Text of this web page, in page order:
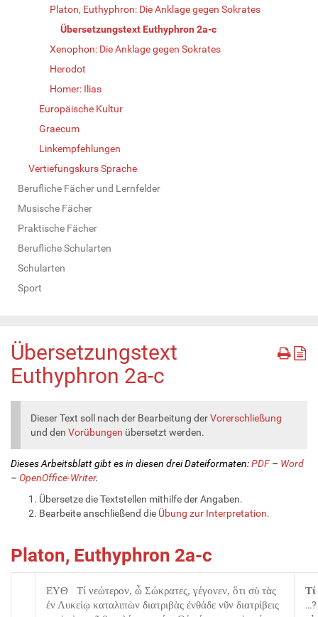
Platon, Euthyphron: Die Anklage gegen Sokrates
Übersetzungstext Euthyphron 2a-c
Xenophon: Die Anklage gegen Sokrates
Herodot
Homer: Ilias
Europäische Kultur
Graecum
Linkempfehlungen
Vertiefungskurs Sprache
Berufliche Fächer und Lernfelder
Musische Fächer
Praktische Fächer
Berufliche Schularten
Schularten
Sport
Übersetzungstext
Euthyphron 2a-c
Dieser Text soll nach der Bearbeitung derVorerschließung
und den Vorübungen übersetzt werden.
Dieses Arbeitsblatt gibt es in diesen drei Dateiformaten:PDF – Word
– OpenOffice-Writer.
Übersetze die Textstellen mithilfe der Angaben.
Bearbeite anschließend die Übung zur Interpretation.
Platon, Euthyphron 2a-c
EYΘ Τί νεώτερον, ὦ Σώκρατες, γέγονεν, ὅτι σὺ τὰς
ἐν Λυκείῳ καταλιπὼν διατριβὰς ἐνθάδε νῦν διατρίβεις
Τί
…?